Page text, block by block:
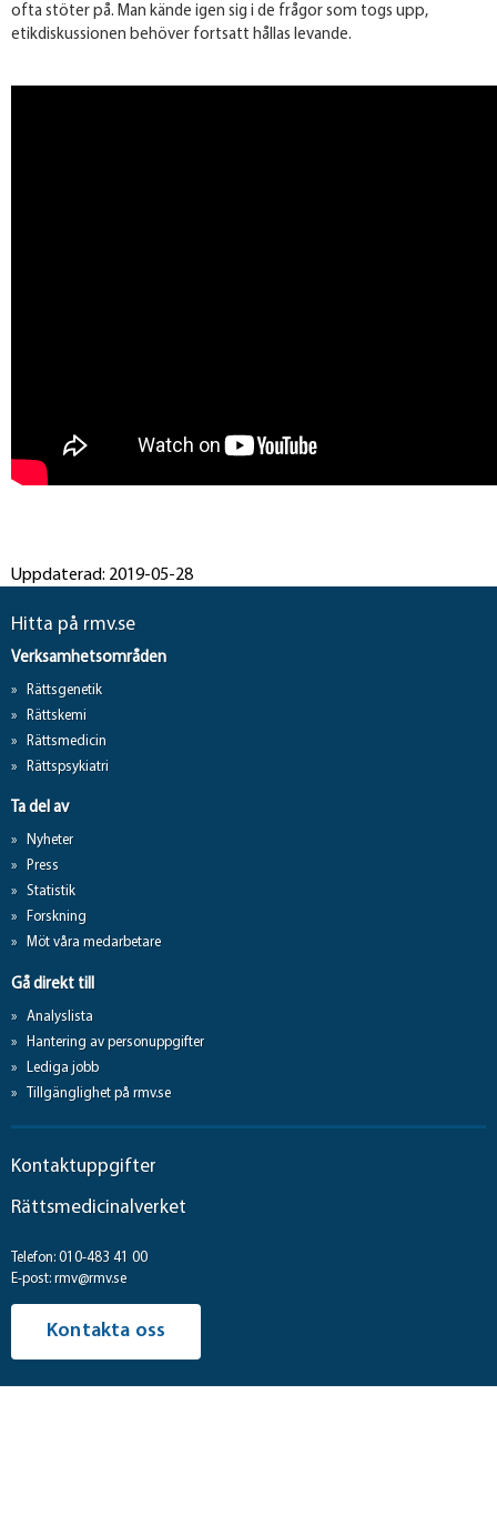
ofta stöter på. Man kände igen sig i de frågor som togs upp,
etikdiskussionen behöver fortsatt hållas levande.
Uppdaterad: 2019-05-28
Hitta på rmv.se
Verksamhetsområden
Rättsgenetik
Rättskemi
Rättsmedicin
Rättspsykiatri
Ta del av
Nyheter
Press
Statistik
Forskning
Möt våra medarbetare
Gå direkt till
Analyslista
Hantering av personuppgifter
Lediga jobb
Tillgänglighet på rmv.se
Kontaktuppgifter
Rättsmedicinalverket
Telefon: 010-483 41 00
E-post: rmv@rmv.se
Kontakta oss